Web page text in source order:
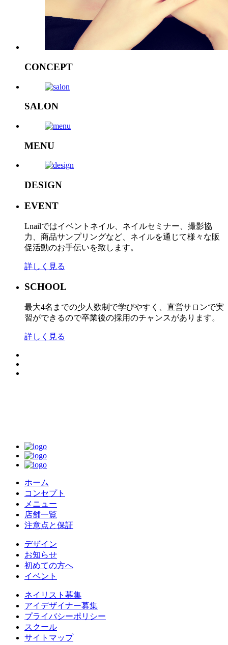
CONCEPT
SALON
MENU
DESIGN
EVENT
Lnailではイベントネイル、ネイルセミナー、撮影協
力、商品サンプリングなど、ネイルを通じて様々な販
促活動のお手伝いを致します。
詳しく見る
SCHOOL
最大4名までの少人数制で学びやすく、直営サロンで実
習ができるので卒業後の採用のチャンスがあります。
詳しく見る
ホーム
コンセプト
メニュー
店舗一覧
注意点と保証
デザイン
お知らせ
初めての方へ
イベント
ネイリスト募集
アイデザイナー募集
プライバシーポリシー
スクール
サイトマップ